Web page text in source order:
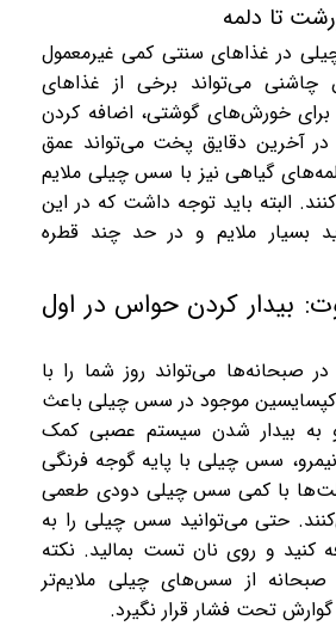
تا دلمه
در غذاهای سنتی کمی غیرمعمول
چاشنی می‌تواند برخی از غذاهای
خورش‌های گوشتی، اضافه کردن
آخرین دقایق پخت می‌تواند عمق
گیاهی نیز با سس چیلی ملایم
البته باید توجه داشت که در این
بسیار ملایم و در حد چند قطره
بیدار کردن حواس در اول
صبحانه‌ها می‌تواند روز شما را با
کپسایسین موجود در سس چیلی باعث
به بیدار شدن سیستم عصبی کمک
سس چیلی با پایه گوجه فرنگی
با کمی سس چیلی دودی طعمی
حتی می‌توانید سس چیلی را به
کنید و روی نان تست بمالید. نکته
از سس‌های چیلی ملایم‌تر
گوارش تحت فشار قرار نگیرد.